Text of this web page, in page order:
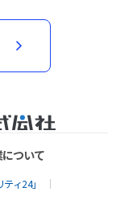
ついて
ィ24」